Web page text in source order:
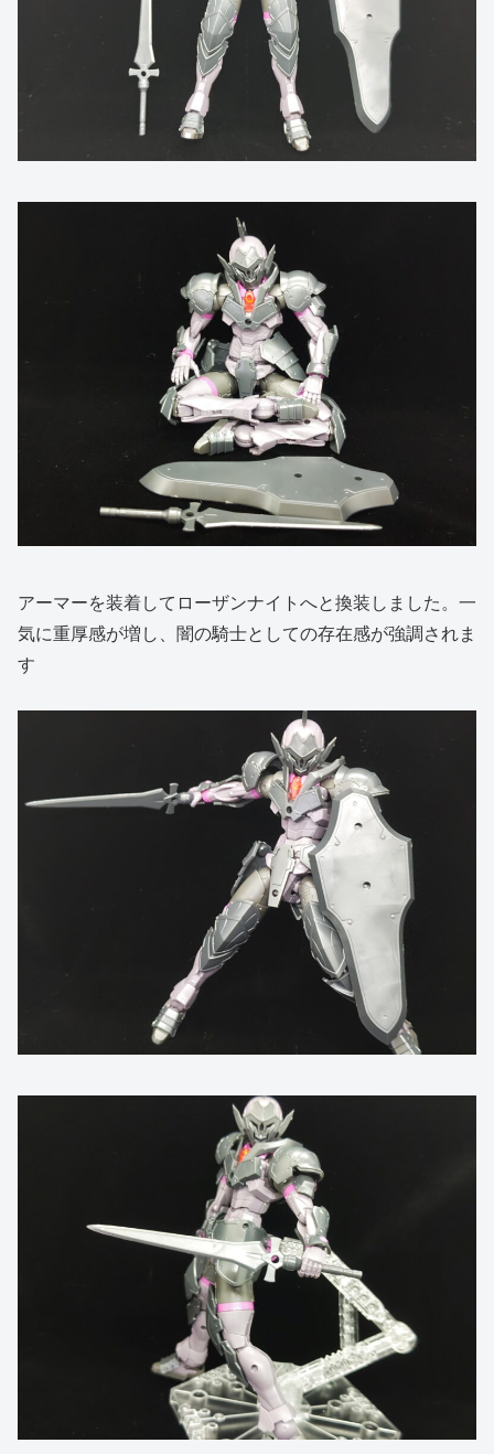
アーマーを装着してローザンナイトへと換装しました。一
気に重厚感が増し、闇の騎士としての存在感が強調されま
す